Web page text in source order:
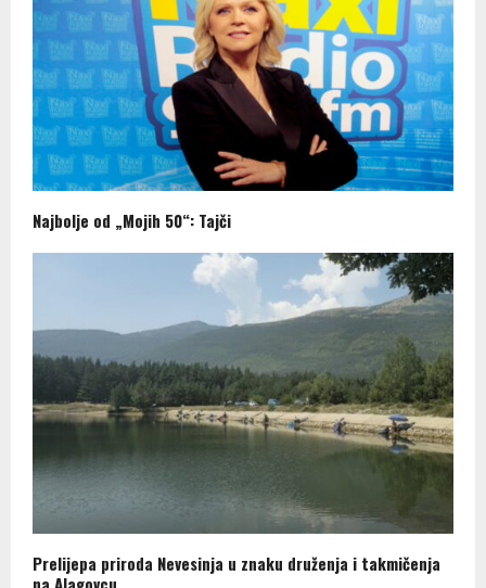
Najbolje od „Mojih 50“: Tajči
Prelijepa priroda Nevesinja u znaku druženja i takmičenja
na Alagovcu